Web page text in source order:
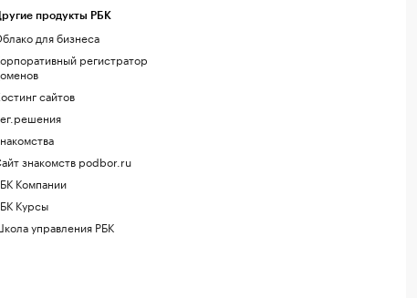
продукты РБК
для бизнеса
регистратор
сайтов
знакомств podbor.ru
Компании
Курсы
управления РБК